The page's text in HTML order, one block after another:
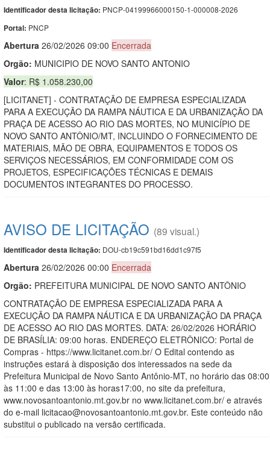
Identificador desta licitação: PNCP-04199966000150-1-000008-2026
Portal: PNCP
Abertura 26/02/2026 09:00 Encerrada
Orgão: MUNICIPIO DE NOVO SANTO ANTONIO
Valor: R$ 1.058.230,00
[LICITANET] - CONTRATAÇÃO DE EMPRESA ESPECIALIZADA
PARA A EXECUÇÃO DA RAMPA NÁUTICA E DA URBANIZAÇÃO DA
PRAÇA DE ACESSO AO RIO DAS MORTES, NO MUNICÍPIO DE
NOVO SANTO ANTÔNIO/MT, INCLUINDO O FORNECIMENTO DE
MATERIAIS, MÃO DE OBRA, EQUIPAMENTOS E TODOS OS
SERVIÇOS NECESSÁRIOS, EM CONFORMIDADE COM OS
PROJETOS, ESPECIFICAÇÕES TÉCNICAS E DEMAIS
DOCUMENTOS INTEGRANTES DO PROCESSO.
AVISO DE LICITAÇÃO (89 visual.)
Identificador desta licitação: DOU-cb19c591bd16dd1c97f5
Abertura 26/02/2026 00:00 Encerrada
Orgão: PREFEITURA MUNICIPAL DE NOVO SANTO ANTÔNIO
CONTRATAÇÃO DE EMPRESA ESPECIALIZADA PARA A
EXECUÇÃO DA RAMPA NÁUTICA E DA URBANIZAÇÃO DA PRAÇA
DE ACESSO AO RIO DAS MORTES. DATA: 26/02/2026 HORÁRIO
DE BRASÍLIA: 09:00 horas. ENDEREÇO ELETRÔNICO: Portal de
Compras - https://www.licitanet.com.br/ O Edital contendo as
instruções estará à disposição dos interessados na sede da
Prefeitura Municipal de Novo Santo Antônio-MT, no horário das 08:00
às 11:00 e das 13:00 às horas17:00, no site da prefeitura,
www.novosantoantonio.mt.gov.br no www.licitanet.com.br/ e através
do e-mail licitacao@novosantoantonio.mt.gov.br. Este conteúdo não
substitui o publicado na versão certificada.